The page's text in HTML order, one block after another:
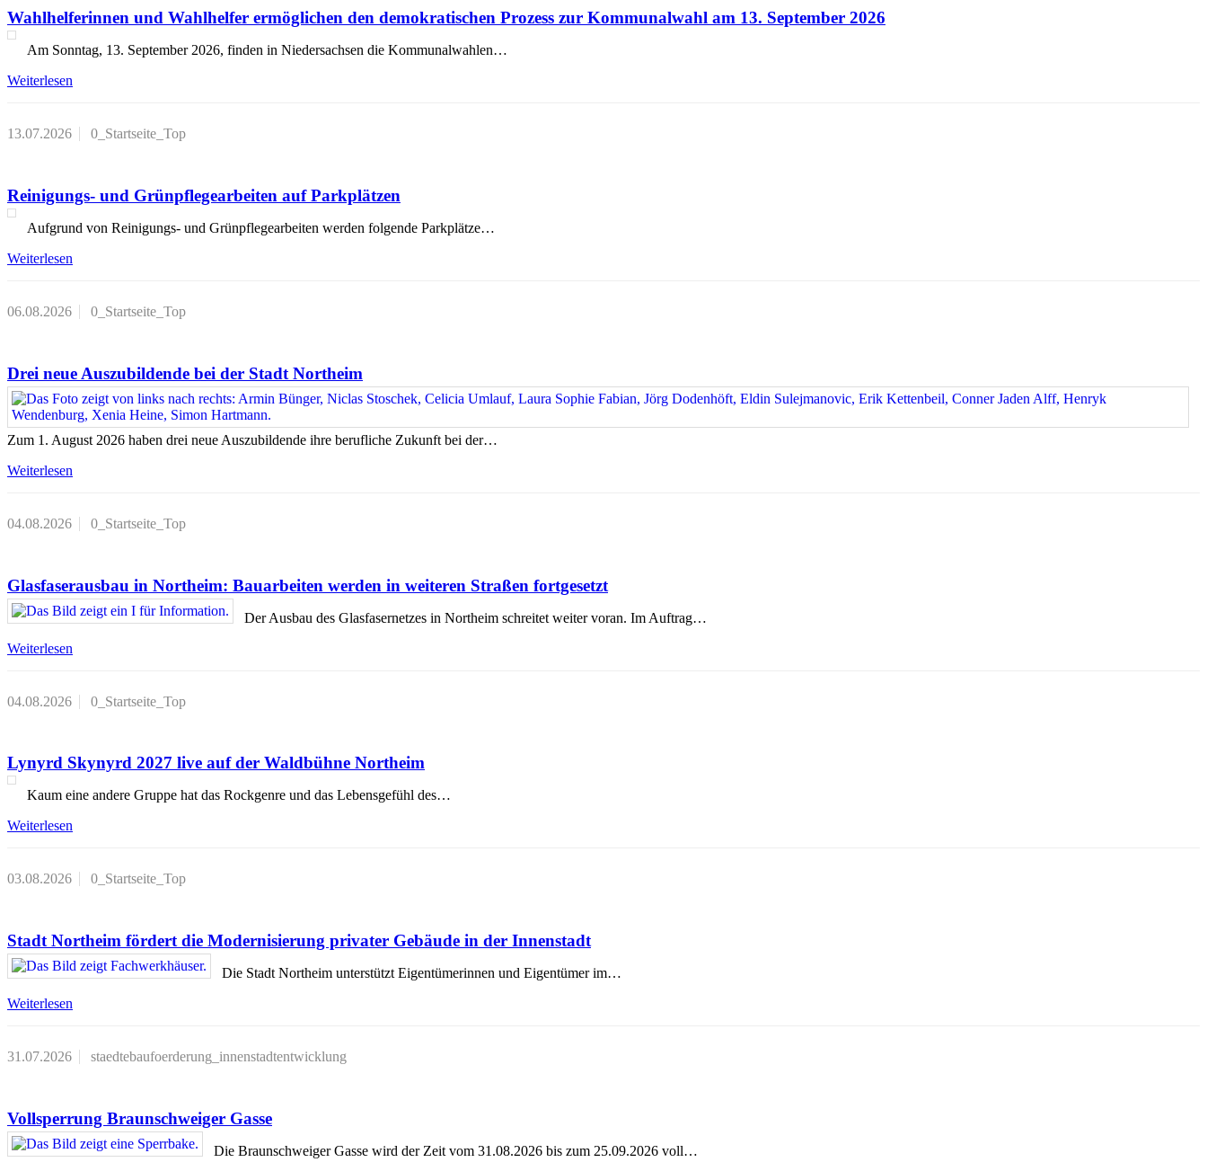
Wahlhelferinnen und Wahlhelfer ermöglichen den demokratischen Prozess zur Kommunalwahl am 13. September 2026
Am Sonntag, 13. September 2026, finden in Niedersachsen die Kommunalwahlen…
Weiterlesen
13.07.2026 0_Startseite_Top
Reinigungs- und Grünpflegearbeiten auf Parkplätzen
Aufgrund von Reinigungs- und Grünpflegearbeiten werden folgende Parkplätze…
Weiterlesen
06.08.2026 0_Startseite_Top
Drei neue Auszubildende bei der Stadt Northeim
Zum 1. August 2026 haben drei neue Auszubildende ihre berufliche Zukunft bei der…
Weiterlesen
04.08.2026 0_Startseite_Top
Glasfaserausbau in Northeim: Bauarbeiten werden in weiteren Straßen fortgesetzt
Der Ausbau des Glasfasernetzes in Northeim schreitet weiter voran. Im Auftrag…
Weiterlesen
04.08.2026 0_Startseite_Top
Lynyrd Skynyrd 2027 live auf der Waldbühne Northeim
Kaum eine andere Gruppe hat das Rockgenre und das Lebensgefühl des…
Weiterlesen
03.08.2026 0_Startseite_Top
Stadt Northeim fördert die Modernisierung privater Gebäude in der Innenstadt
Die Stadt Northeim unterstützt Eigentümerinnen und Eigentümer im…
Weiterlesen
31.07.2026 staedtebaufoerderung_innenstadtentwicklung
Vollsperrung Braunschweiger Gasse
Die Braunschweiger Gasse wird der Zeit vom 31.08.2026 bis zum 25.09.2026 voll…